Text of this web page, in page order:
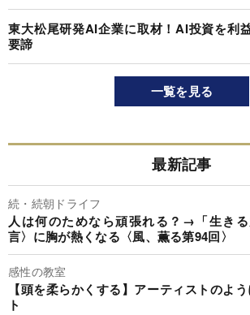
東大松尾研発AI企業に取材！AI投資を利
要諦
一覧を見る
最新記事
続・続朝ドライフ
人は何のためなら頑張れる？→「生き
言〉に胸が熱くなる〈風、薫る第94回〉
感性の教室
【頭を柔らかくする】アーティストのよ
ト